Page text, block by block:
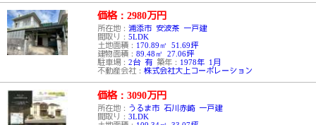
価格：2980万円
所在地：浦添市 安波茶 一戸建
間取り：5LDK
土地面積： 170.89㎡ 51.69坪
建物面積：89.48㎡ 27.06坪
駐車場：2台 有 築年： 1978年 1月
不動産会社：株式会社大上コーポレーション
価格：3090万円
所在地： うるま市 石川赤崎 一戸建
間取り：3LDK